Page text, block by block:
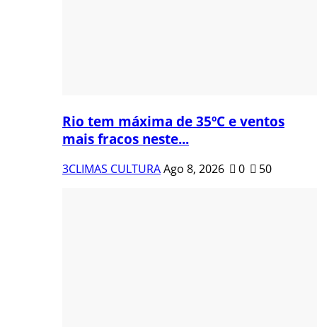
Rio tem máxima de 35ºC e ventos
mais fracos neste...
3CLIMAS CULTURAAgo 8, 2026 0 50